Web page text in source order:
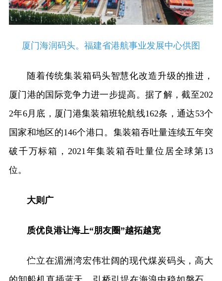
厦门海润码头。福建省港航事业发展中心供图
随着传统集装箱码头智慧化改造升级的推进，
厦门港的国际竞争力进一步提高。据了解，截至202
2年6月底，厦门港集装箱班轮航线162条，通达53个
国家和地区的146个港口。集装箱吞吐量连续五年突
破千万标箱，2021年集装箱吞吐量位居全球第13
位。
大则广
质优良港让海上“朋友圈”越拓越宽
伫立在湄洲湾宏伟壮阔的现代煤炭码头，高大